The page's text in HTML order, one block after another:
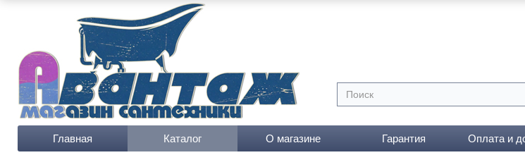
Главная Каталог О магазине Гарантия Оплата и